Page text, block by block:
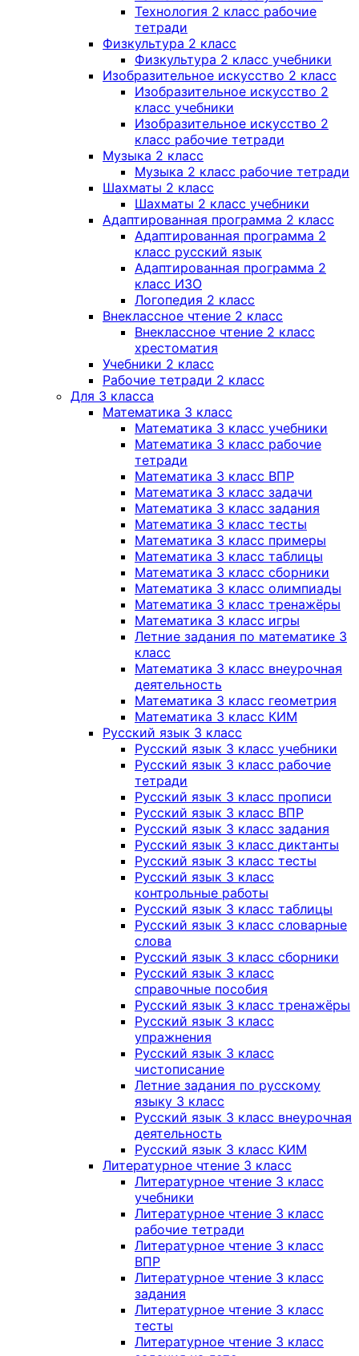
Технология 2 класс рабочие
тетради
Физкультура 2 класс
Физкультура 2 класс учебники
Изобразительное искусство 2 класс
Изобразительное искусство 2
класс учебники
Изобразительное искусство 2
класс рабочие тетради
Музыка 2 класс
Музыка 2 класс рабочие тетради
Шахматы 2 класс
Шахматы 2 класс учебники
Адаптированная программа 2 класс
Адаптированная программа 2
класс русский язык
Адаптированная программа 2
класс ИЗО
Логопедия 2 класс
Внеклассное чтение 2 класс
Внеклассное чтение 2 класс
хрестоматия
Учебники 2 класс
Рабочие тетради 2 класс
Для 3 класса
Математика 3 класс
Математика 3 класс учебники
Математика 3 класс рабочие
тетради
Математика 3 класс ВПР
Математика 3 класс задачи
Математика 3 класс задания
Математика 3 класс тесты
Математика 3 класс примеры
Математика 3 класс таблицы
Математика 3 класс сборники
Математика 3 класс олимпиады
Математика 3 класс тренажёры
Математика 3 класс игры
Летние задания по математике 3
класс
Математика 3 класс внеурочная
деятельность
Математика 3 класс геометрия
Математика 3 класс КИМ
Русский язык 3 класс
Русский язык 3 класс учебники
Русский язык 3 класс рабочие
тетради
Русский язык 3 класс прописи
Русский язык 3 класс ВПР
Русский язык 3 класс задания
Русский язык 3 класс диктанты
Русский язык 3 класс тесты
Русский язык 3 класс
контрольные работы
Русский язык 3 класс таблицы
Русский язык 3 класс словарные
слова
Русский язык 3 класс сборники
Русский язык 3 класс
справочные пособия
Русский язык 3 класс тренажёры
Русский язык 3 класс
упражнения
Русский язык 3 класс
чистописание
Летние задания по русскому
языку 3 класс
Русский язык 3 класс внеурочная
деятельность
Русский язык 3 класс КИМ
Литературное чтение 3 класс
Литературное чтение 3 класс
учебники
Литературное чтение 3 класс
рабочие тетради
Литературное чтение 3 класс
ВПР
Литературное чтение 3 класс
задания
Литературное чтение 3 класс
тесты
Литературное чтение 3 класс